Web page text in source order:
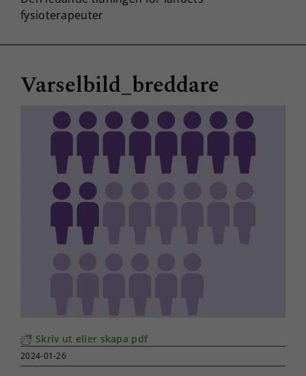
Varselbild_breddare
Skriv ut eller skapa pdf
2024-01-26